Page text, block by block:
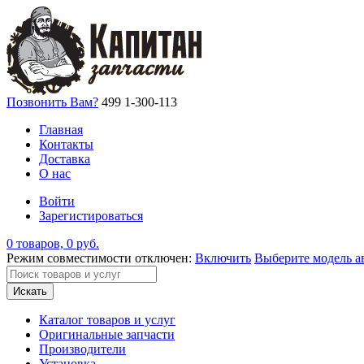
Позвонить Вам? 499 1-300-113
Главная
Контакты
Доставка
О нас
Войти
Зарегистироваться
0 товаров, 0 руб.
Режим совместимости отключен: Включить Выберите модель
Искать
Каталог товаров и услуг
Оригинальные запчасти
Производители